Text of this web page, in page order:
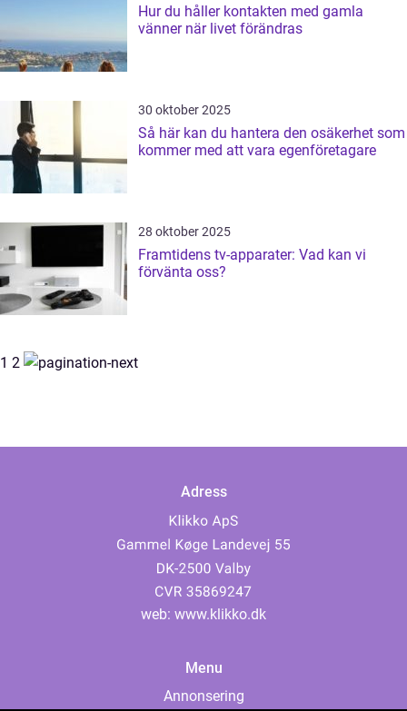
Hur du håller kontakten med gamla
vänner när livet förändras
30 oktober 2025
Så här kan du hantera den osäkerhet som
kommer med att vara egenföretagare
28 oktober 2025
Framtidens tv-apparater: Vad kan vi
förvänta oss?
1 2
Adress
web: www.klikko.dk
Menu
Annonsering